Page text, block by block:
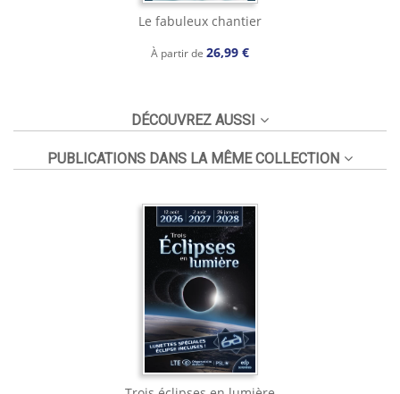
Le fabuleux chantier
À partir de 26,99 €
DÉCOUVREZ AUSSI
PUBLICATIONS DANS LA MÊME COLLECTION